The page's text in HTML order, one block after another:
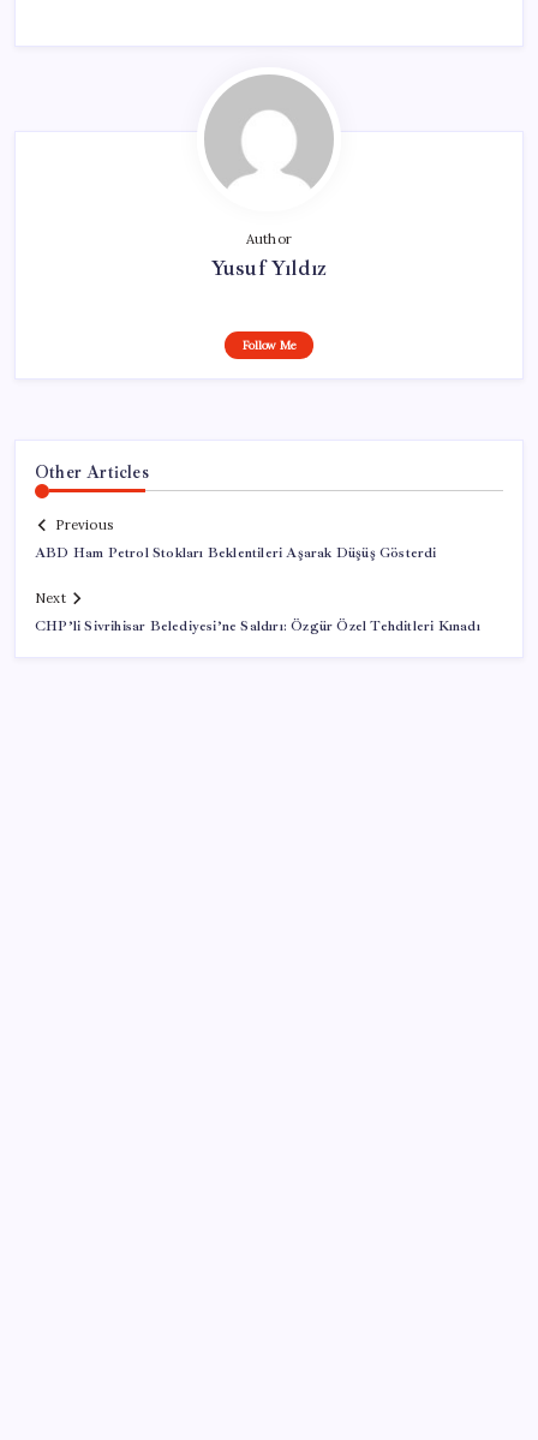
Author
Yusuf Yıldız
Follow Me
Other Articles
Previous
ABD Ham Petrol Stokları Beklentileri Aşarak Düşüş Gösterdi
Next
CHP’li Sivrihisar Belediyesi’ne Saldırı: Özgür Özel Tehditleri Kınadı